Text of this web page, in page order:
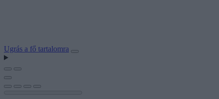
Ugrás a fő tartalomra